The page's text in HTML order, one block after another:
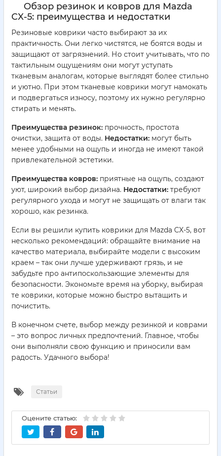
Обзор резинок и ковров для Mazda
CX-5: преимущества и недостатки
Резиновые коврики часто выбирают за их
практичность. Они легко чистятся, не боятся воды и
защищают от загрязнений. Но стоит учитывать, что по
тактильным ощущениям они могут уступать
тканевым аналогам, которые выглядят более стильно
и уютно. При этом тканевые коврики могут намокать
и подвергаться износу, поэтому их нужно регулярно
стирать и менять.
Преимущества резинок: прочность, простота
очистки, защита от воды. Недостатки: могут быть
менее удобными на ощупь и иногда не имеют такой
привлекательной эстетики.
Преимущества ковров: приятные на ощупь, создают
уют, широкий выбор дизайна. Недостатки: требуют
регулярного ухода и могут не защищать от влаги так
хорошо, как резинка.
Если вы решили купить коврики для Mazda CX-5, вот
несколько рекомендаций: обращайте внимание на
качество материала, выбирайте модели с высоким
краем – так они лучше удерживают грязь, и не
забудьте про антипоскользающие элементы для
безопасности. Экономьте время на уборку, выбирая
те коврики, которые можно быстро вытащить и
почистить.
В конечном счете, выбор между резинкой и коврами
– это вопрос личных предпочтений. Главное, чтобы
они выполняли свою функцию и приносили вам
радость. Удачного выбора!
Статьи
Оцените статью: